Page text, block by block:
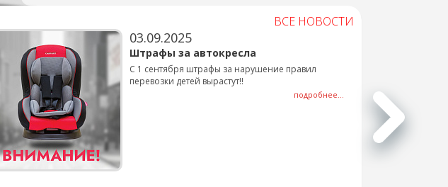
ВСЕ НОВОСТИ
03.09.2025
Штрафы за автокресла
С 1 сентября штрафы за нарушение правил
перевозки детей вырастут!!
подробнее...